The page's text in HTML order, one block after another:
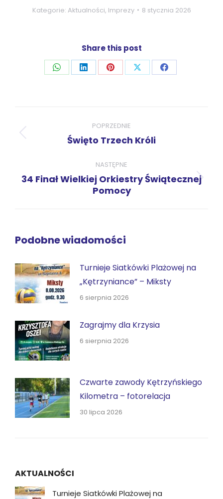
Kategorie: Aktualności, Imprezy 8 stycznia 2026
Share this post
UdostępnijUdostępnijUdostępnijUdostępnijUdostępnij
wpisów
POPRZEDNIE
Poprzedni
Święto Trzech Króli
NASTĘPNE
Następny
wpis:
34 Finał Wielkiej Orkiestry Świątecznej
Pomocy
Podobne wiadomości
Turnieje Siatkówki Plażowej na
„Kętrzyniance” – Miksty
6 sierpnia 2026
Zagrajmy dla Krzysia
6 sierpnia 2026
Czwarte zawody Kętrzyńskiego
Kilometra – fotorelacja
30 lipca 2026
AKTUALNOŚCI
Turnieje Siatkówki Plażowej na